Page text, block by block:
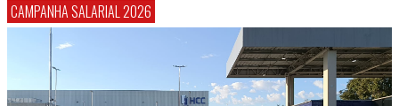
CAMPANHA SALARIAL 2026